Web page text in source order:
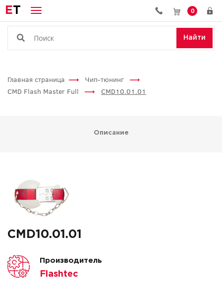
ET 0
Найти
Главная страница
Чип-тюнинг
CMD Flash Master Full
CMD10.01.01
Описание
CMD10.01.01
Производитель
Flashtec